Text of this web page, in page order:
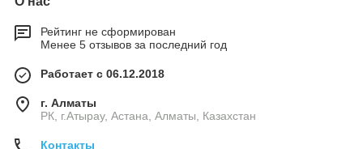
Рейтинг не сформирован
Менее 5 отзывов за последний год
Работает с 06.12.2018
г. Алматы
РК, г.Атырау, Астана, Алматы, Казахстан
Контакты